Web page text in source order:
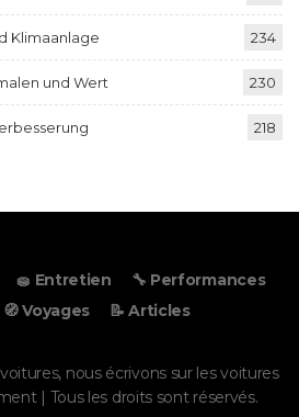
Klimaanlage 234
und Wert 230
218
🧽 Entretien
🔧 Performances
🧭 Voyages 📝 Articles
nous écrivons sur les voitures
| Tous les droits sont réservés.